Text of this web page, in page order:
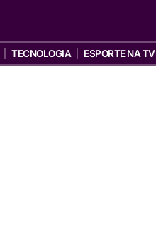
TECNOLOGIA ESPORTE NA TV